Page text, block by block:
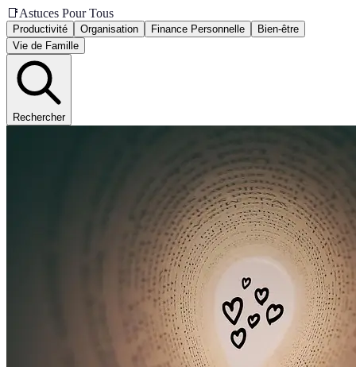
📑Astuces Pour Tous
Productivité Organisation Finance Personnelle
Bien-être
Vie de Famille
Rechercher